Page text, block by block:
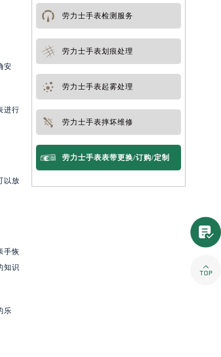
安
进行
以放
手恢
知识
乐
劳力士手表检测服务
劳力士手表划痕处理
劳力士手表起雾处理
劳力士手表摔坏维修
劳力士手表表带更换/订购/定制

